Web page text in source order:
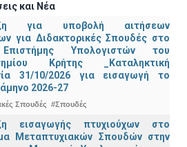
και Νέα
για υποβολή αιτήσεων
για Διδακτορικές Σπουδές στο
Υπολογιστών του
Κρήτης _Καταληκτική
31/10/2026 για εισαγωγή το
2026-27
Σπουδές #Σπουδές
εισαγωγής πτυχιούχων στo
Μεταπτυχιακών Σπουδών στην